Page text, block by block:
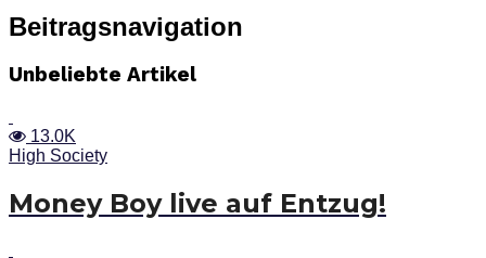
Beitragsnavigation
Unbeliebte Artikel
13.0K
High Society
Money Boy live auf Entzug!